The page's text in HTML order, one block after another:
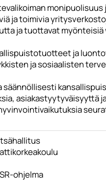
monipuolisuus
ja toimivia
ja tuottavat
ja
ja sosiaalisten
säännöllisesti
asiakastyytyväisyyttä
ohjelma